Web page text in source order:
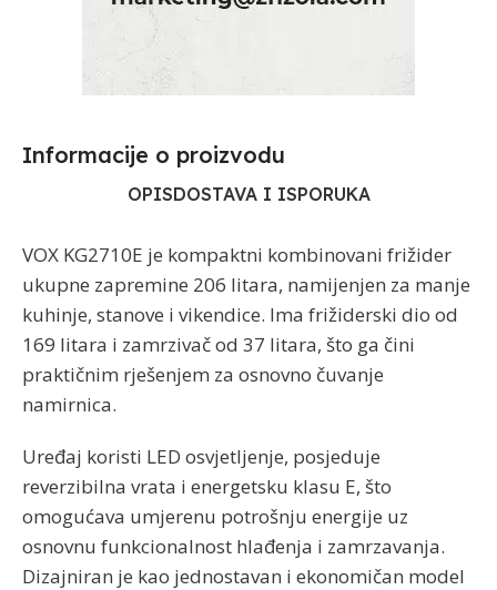
Informacije o proizvodu​
OPISDOSTAVA I ISPORUKA
VOX KG2710E je kompaktni kombinovani frižider
ukupne zapremine 206 litara, namijenjen za manje
kuhinje, stanove i vikendice. Ima frižiderski dio od
169 litara i zamrzivač od 37 litara, što ga čini
praktičnim rješenjem za osnovno čuvanje
namirnica.
Uređaj koristi LED osvjetljenje, posjeduje
reverzibilna vrata i energetsku klasu E, što
omogućava umjerenu potrošnju energije uz
osnovnu funkcionalnost hlađenja i zamrzavanja.
Dizajniran je kao jednostavan i ekonomičan model